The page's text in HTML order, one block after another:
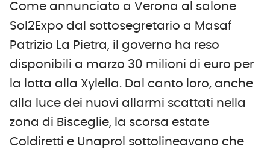
Come annunciato a Verona al salone
Sol2Expo dal sottosegretario a Masaf
Patrizio La Pietra, il governo ha reso
disponibili a marzo 30 milioni di euro per
la lotta alla Xylella. Dal canto loro, anche
alla luce dei nuovi allarmi scattati nella
zona di Bisceglie, la scorsa estate
Coldiretti e Unaprol sottolineavano che